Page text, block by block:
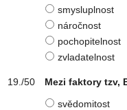
smysluplnost
náročnost
pochopitelnost
zvladatelnost
Mezi faktory tzv,
svědomitost